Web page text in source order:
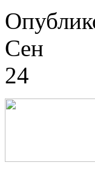
Сен
24